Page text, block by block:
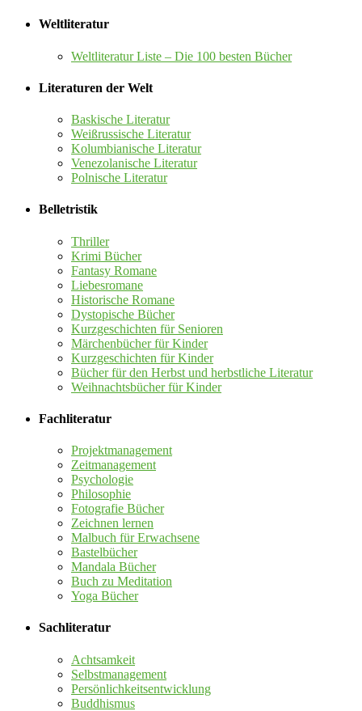
Weltliteratur
Weltliteratur Liste – Die 100 besten Bücher
Literaturen der Welt
Baskische Literatur
Weißrussische Literatur
Kolumbianische Literatur
Venezolanische Literatur
Polnische Literatur
Belletristik
Thriller
Krimi Bücher
Fantasy Romane
Liebesromane
Historische Romane
Dystopische Bücher
Kurzgeschichten für Senioren
Märchenbücher für Kinder
Kurzgeschichten für Kinder
Bücher für den Herbst und herbstliche Literatur
Weihnachtsbücher für Kinder
Fachliteratur
Projektmanagement
Zeitmanagement
Psychologie
Philosophie
Fotografie Bücher
Zeichnen lernen
Malbuch für Erwachsene
Bastelbücher
Mandala Bücher
Buch zu Meditation
Yoga Bücher
Sachliteratur
Achtsamkeit
Selbstmanagement
Persönlichkeitsentwicklung
Buddhismus